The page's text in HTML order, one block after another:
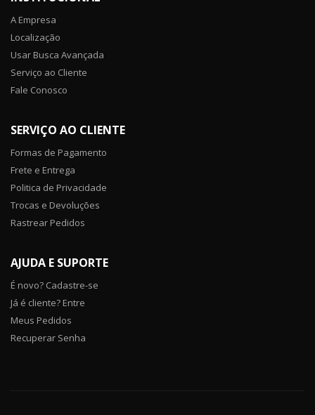
A Empresa
Localização
Usar Busca Avançada
Serviço ao Cliente
Fale Conosco
SERVIÇO AO CLIENTE
Formas de Pagamento
Frete e Entrega
Politica de Privacidade
Trocas e Devoluções
Rastrear Pedidos
AJUDA E SUPORTE
É novo? Cadastre-se
Já é cliente? Entre
Meus Pedidos
Recuperar Senha